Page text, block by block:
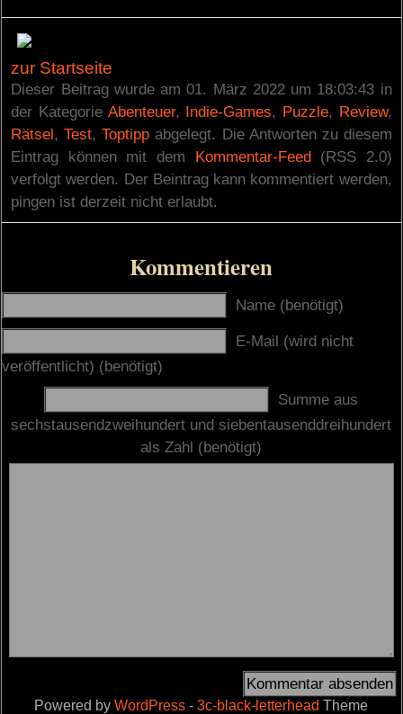
zur Startseite
Dieser Beitrag wurde am 01. März 2022 um 18:03:43 in
der Kategorie Abenteuer, Indie-Games, Puzzle, Review,
Rätsel,Test,Toptipp abgelegt. Die Antworten zu diesem
Eintrag können mit dem Kommentar-Feed(RSS 2.0)
verfolgt werden. Der Beintrag kann kommentiert werden,
pingen ist derzeit nicht erlaubt.
Kommentieren
Name (benötigt)
E-Mail (wird nicht
veröffentlicht) (benötigt)
Summe aus
sechstausendzweihundert und siebentausenddreihundert
als Zahl (benötigt)
Powered byWordPress -3c-black-letterhead Theme